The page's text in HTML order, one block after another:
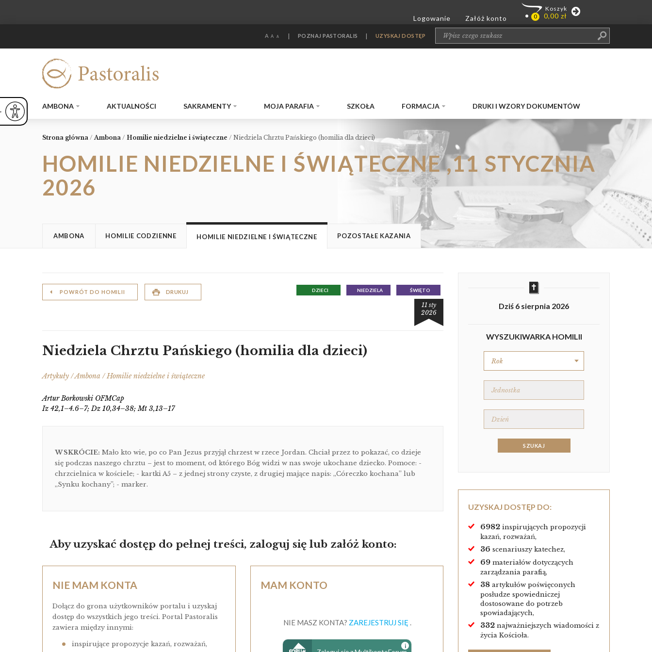
czcionkę
czcionka
Powiększ czcionkę
AMBONA AKTUALNOŚCI SAKRAMENTY MOJA PARAFIA SZKOŁA FORMACJA DRUKI I WZORY DOKUMENTÓW
A A A POZNAJ PASTORALIS UZYSKAJ DOSTĘP
Strona główna / Ambona / Homilie niedzielne i świąteczne / Niedziela Chrztu Pańskiego (homilia dla dzieci)
HOMILIE NIEDZIELNE I ŚWIĄTECZNE ,11 STYCZNIA
2026
AMBONA HOMILIE CODZIENNE HOMILIE NIEDZIELNE I ŚWIĄTECZNE POZOSTAŁE KAZANIA
POWRÓT DO HOMILII DRUKUJ DZIECI NIEDZIELA ŚWIĘTO
11 sty
2026
Niedziela Chrztu Pańskiego (homilia dla dzieci)
Artykuły / Ambona / Homilie niedzielne i świąteczne
Artur Borkowski OFMCap
Iz 42,1–4.6–7; Dz 10,34–38; Mt 3,13–17
W SKRÓCIE: Mało kto wie, po co Pan Jezus przyjął chrzest w rzece Jordan. Chciał przez to pokazać, co dzieje
się podczas naszego chrztu – jest to moment, od którego Bóg widzi w nas swoje ukochane dziecko. Pomoce: -
chrzcielnica w kościele; - kartki A5 – z jednej strony czyste, z drugiej mające napis: „Córeczko kochana” lub
„Synku kochany”; - marker.
Aby uzyskać dostęp do pełnej treści, zaloguj się lub załóż konto:
NIE MAM KONTA
Dołącz do grona użytkowników portalu i uzyskaj
dostęp do wszystkich jego treści. Portal Pastoralis
zawiera między innymi:
inspirujące propozycje kazań, rozważań,
MAM KONTO
Dziś 6 sierpnia 2026
WYSZUKIWARKA HOMILII
UZYSKAJ DOSTĘP DO:
6982 inspirujących propozycji
kazań, rozważań,
36 scenariuszy katechez,
69 materiałów dotyczących
zarządzania parafią,
38 artykułów poświęconych
posłudze spowiedniczej
dostosowane do potrzeb
spowiadających,
332 najważniejszych wiadomości z
życia Kościoła.